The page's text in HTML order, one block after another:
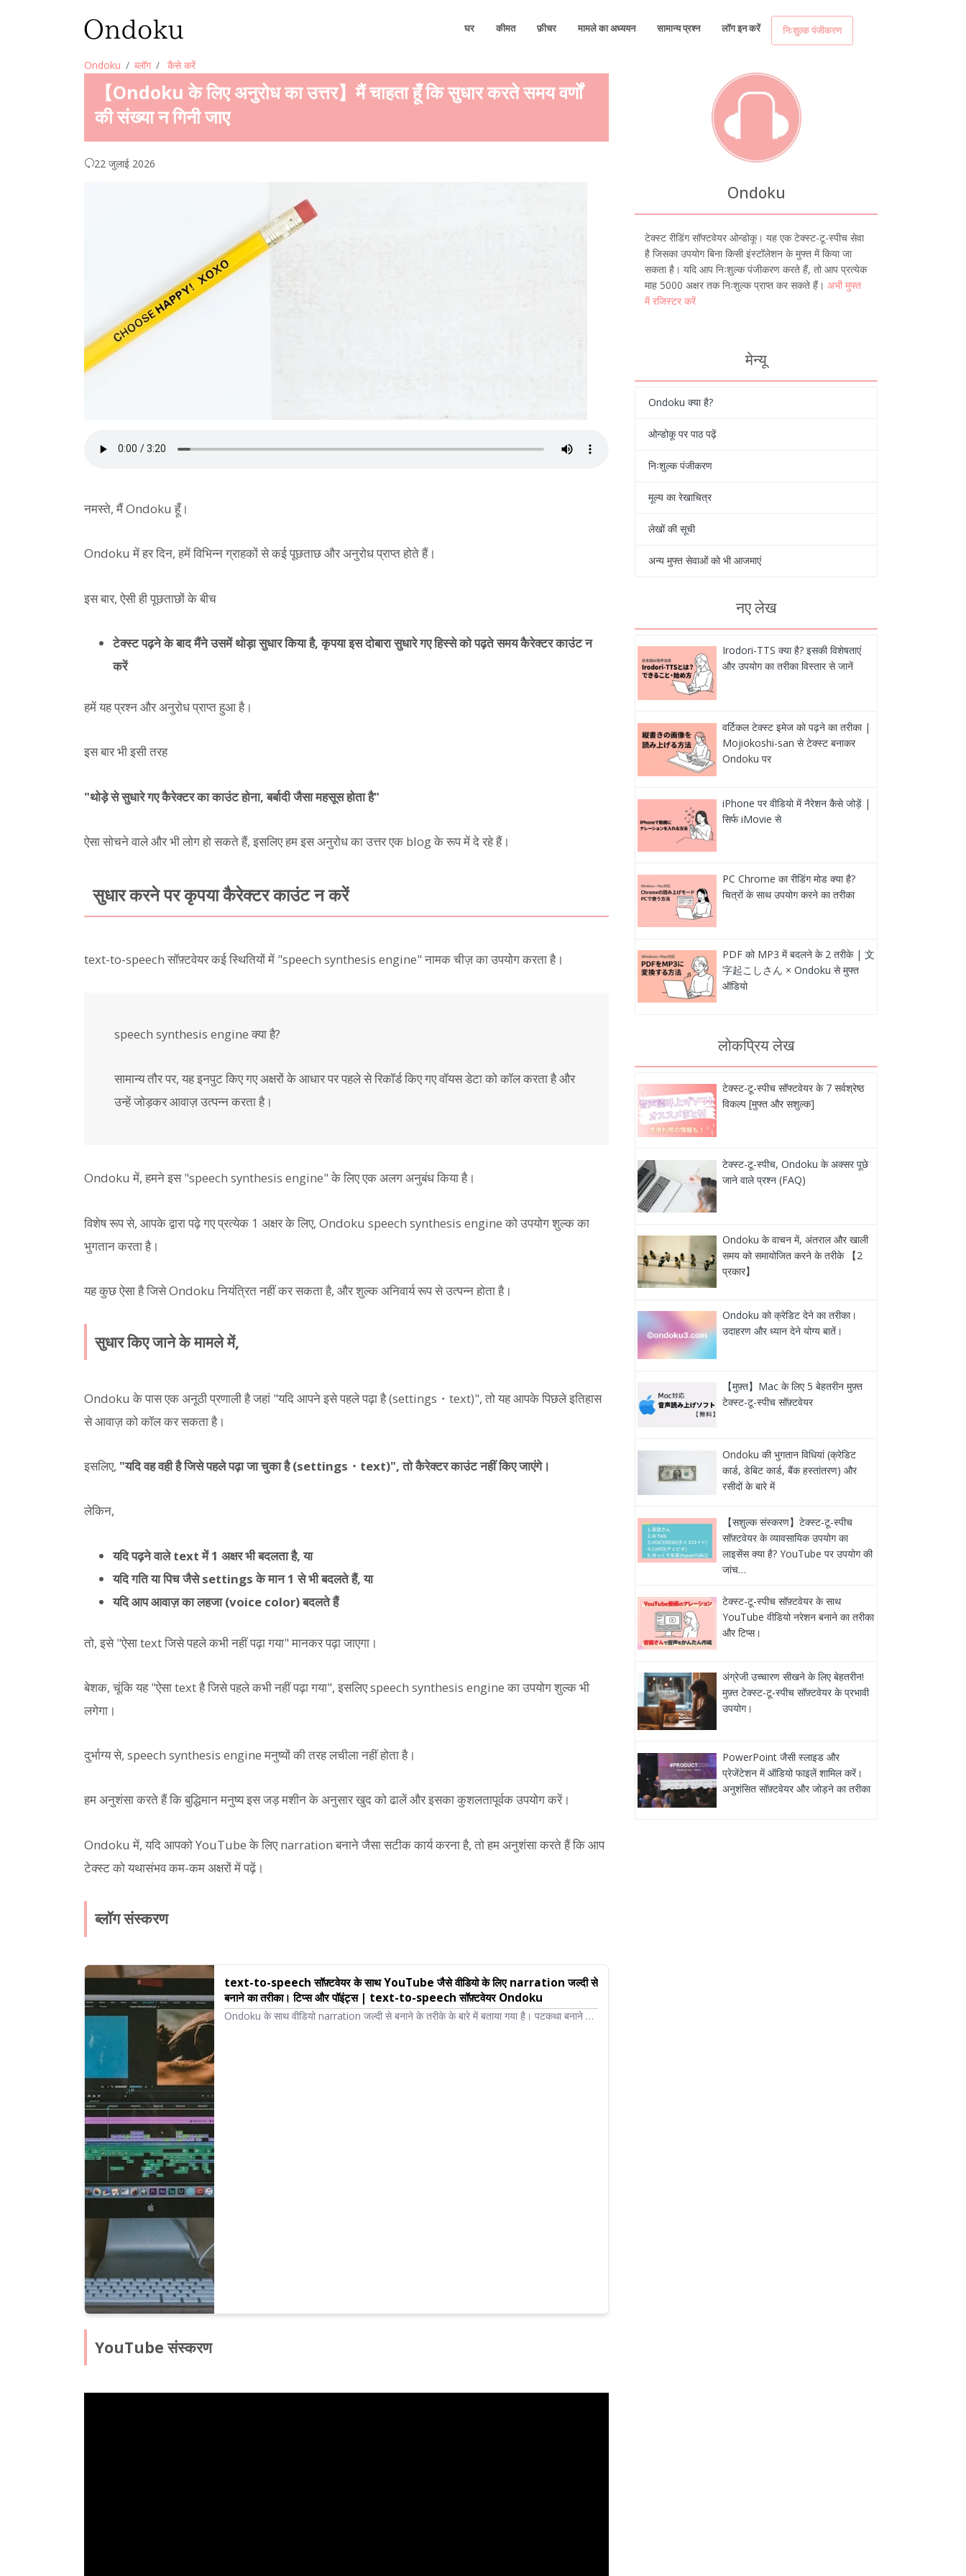
घर कीमत फ़ीचर मामले का अध्ययन सामान्य प्रश्न लॉग इन करें निःशुल्क पंजीकरण
Ondoku ब्लॉग कैसे करें
【Ondoku के लिए अनुरोध का उत्तर】मैं चाहता हूँ कि सुधार करते समय वर्णों
की संख्या न गिनी जाए
22 जुलाई 2026
नमस्ते, मैं Ondoku हूँ।
Ondoku में हर दिन, हमें विभिन्न ग्राहकों से कई पूछताछ और अनुरोध प्राप्त होते हैं।
इस बार, ऐसी ही पूछताछों के बीच
टेक्स्ट पढ़ने के बाद मैंने उसमें थोड़ा सुधार किया है, कृपया इस दोबारा सुधारे गए हिस्से को पढ़ते समय कैरेक्टर काउंट न
करें
हमें यह प्रश्न और अनुरोध प्राप्त हुआ है।
इस बार भी इसी तरह
"थोड़े से सुधारे गए कैरेक्टर का काउंट होना, बर्बादी जैसा महसूस होता है"
ऐसा सोचने वाले और भी लोग हो सकते हैं, इसलिए हम इस अनुरोध का उत्तर एक blog के रूप में दे रहे हैं।
सुधार करने पर कृपया कैरेक्टर काउंट न करें
text-to-speech सॉफ़्टवेयर कई स्थितियों में "speech synthesis engine" नामक चीज़ का उपयोग करता है।
speech synthesis engine क्या है?
सामान्य तौर पर, यह इनपुट किए गए अक्षरों के आधार पर पहले से रिकॉर्ड किए गए वॉयस डेटा को कॉल करता है और
उन्हें जोड़कर आवाज़ उत्पन्न करता है।
Ondoku में, हमने इस "speech synthesis engine" के लिए एक अलग अनुबंध किया है।
विशेष रूप से, आपके द्वारा पढ़े गए प्रत्येक 1 अक्षर के लिए, Ondoku speech synthesis engine को उपयोग शुल्क का
भुगतान करता है।
यह कुछ ऐसा है जिसे Ondoku नियंत्रित नहीं कर सकता है, और शुल्क अनिवार्य रूप से उत्पन्न होता है।
सुधार किए जाने के मामले में,
Ondoku के पास एक अनूठी प्रणाली है जहां "यदि आपने इसे पहले पढ़ा है (settings・text)", तो यह आपके पिछले इतिहास
से आवाज़ को कॉल कर सकता है।
इसलिए, "यदि वह वही है जिसे पहले पढ़ा जा चुका है (settings・text)", तो कैरेक्टर काउंट नहीं किए जाएंगे।
लेकिन,
यदि पढ़ने वाले text में 1 अक्षर भी बदलता है, या
यदि गति या पिच जैसे settings के मान 1 से भी बदलते हैं, या
यदि आप आवाज़ का लहजा (voice color) बदलते हैं
तो, इसे "ऐसा text जिसे पहले कभी नहीं पढ़ा गया" मानकर पढ़ा जाएगा।
बेशक, चूंकि यह "ऐसा text है जिसे पहले कभी नहीं पढ़ा गया", इसलिए speech synthesis engine का उपयोग शुल्क भी
लगेगा।
दुर्भाग्य से, speech synthesis engine मनुष्यों की तरह लचीला नहीं होता है।
हम अनुशंसा करते हैं कि बुद्धिमान मनुष्य इस जड़ मशीन के अनुसार खुद को ढालें और इसका कुशलतापूर्वक उपयोग करें।
Ondoku में, यदि आपको YouTube के लिए narration बनाने जैसा सटीक कार्य करना है, तो हम अनुशंसा करते हैं कि आप
टेक्स्ट को यथासंभव कम-कम अक्षरों में पढ़ें।
ब्लॉग संस्करण
text-to-speech सॉफ़्टवेयर के साथ YouTube जैसे वीडियो के लिए narration जल्दी से
बनाने का तरीका। टिप्स और पॉइंट्स | text-to-speech सॉफ़्टवेयर Ondoku
Ondoku के साथ वीडियो narration जल्दी से बनाने के तरीके के बारे में बताया गया है। पटकथा बनाने से
YouTube संस्करण
Ondoku
टेक्स्ट रीडिंग सॉफ्टवेयर ओन्डोकू। यह एक टेक्स्ट-टू-स्पीच सेवा
है जिसका उपयोग बिना किसी इंस्टॉलेशन के मुफ्त में किया जा
सकता है। यदि आप निःशुल्क पंजीकरण करते हैं, तो आप प्रत्येक
माह 5000 अक्षर तक निःशुल्क प्राप्त कर सकते हैं। अभी मुफ्त
में रजिस्टर करें
मेन्यू
Ondoku क्या है?
ओन्डोकू पर पाठ पढ़ें
निःशुल्क पंजीकरण
मूल्य का रेखाचित्र
लेखों की सूची
अन्य मुफ्त सेवाओं को भी आजमाएं
नए लेख
Irodori-TTS क्या है? इसकी विशेषताएं
और उपयोग का तरीका विस्तार से जानें
वर्टिकल टेक्स्ट इमेज को पढ़ने का तरीका |
Mojiokoshi-san से टेक्स्ट बनाकर
Ondoku पर
iPhone पर वीडियो में नैरेशन कैसे जोड़ें |
सिर्फ iMovie से
PC Chrome का रीडिंग मोड क्या है?
चित्रों के साथ उपयोग करने का तरीका
PDF को MP3 में बदलने के 2 तरीके | 文
字起こしさん × Ondoku से मुफ्त
ऑडियो
लोकप्रिय लेख
टेक्स्ट-टू-स्पीच सॉफ्टवेयर के 7 सर्वश्रेष्ठ
विकल्प [मुफ्त और सशुल्क]
टेक्स्ट-टू-स्पीच, Ondoku के अक्सर पूछे
जाने वाले प्रश्न (FAQ)
Ondoku के वाचन में, अंतराल और खाली
समय को समायोजित करने के तरीके 【2
प्रकार】
Ondoku को क्रेडिट देने का तरीका।
उदाहरण और ध्यान देने योग्य बातें।
【मुफ़्त】Mac के लिए 5 बेहतरीन मुफ़्त
टेक्स्ट-टू-स्पीच सॉफ़्टवेयर
Ondoku की भुगतान विधियां (क्रेडिट
कार्ड, डेबिट कार्ड, बैंक हस्तांतरण) और
रसीदों के बारे में
【सशुल्क संस्करण】टेक्स्ट-टू-स्पीच
सॉफ़्टवेयर के व्यावसायिक उपयोग का
लाइसेंस क्या है? YouTube पर उपयोग की
जांच…
टेक्स्ट-टू-स्पीच सॉफ़्टवेयर के साथ
YouTube वीडियो नरेशन बनाने का तरीका
और टिप्स।
अंग्रेजी उच्चारण सीखने के लिए बेहतरीन!
मुफ़्त टेक्स्ट-टू-स्पीच सॉफ़्टवेयर के प्रभावी
उपयोग।
PowerPoint जैसी स्लाइड और
प्रेजेंटेशन में ऑडियो फाइलें शामिल करें।
अनुशंसित सॉफ़्टवेयर और जोड़ने का तरीका